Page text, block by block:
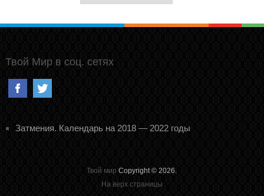
Твой Мир в соц. сетях
Затмения. Календарь на 2018 — 2022 годы
Твой мир Copyright © 2026.
На верх страницы